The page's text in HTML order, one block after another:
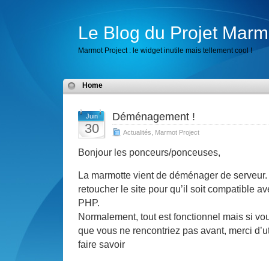
Le Blog du Projet
Marmot Project : le widget inutile mais tellement cool !
Home
Juin
30
Déménagement !
Actualités Marmot Project
Bonjour les ponceurs/ponceuses,
La marmotte vient de déménager de
retoucher le site pour qu’il soit compatible
PHP.
Normalement, tout est fonctionnel mais si
que vous ne rencontriez pas avant, merci
faire savoir